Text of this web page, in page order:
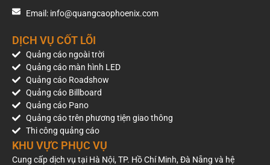
Email: info@quangcaophoenix.com
DỊCH VỤ CỐT LÕI
Quảng cáo ngoài trời
Quảng cáo màn hình LED
Quảng cáo Roadshow
Quảng cáo Billboard
Quảng cáo Pano
Quảng cáo trên phương tiện giao thông
Thi công quảng cáo
KHU VỰC PHỤC VỤ
Cung cấp dịch vụ tại Hà Nội, TP. Hồ Chí Minh, Đà Nẵng và hệ